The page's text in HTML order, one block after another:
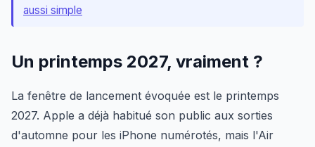
aussi simple
Un printemps 2027, vraiment ?
La fenêtre de lancement évoquée est le printemps
2027. Apple a déjà habitué son public aux sorties
d'automne pour les iPhone numérotés, mais l'Air